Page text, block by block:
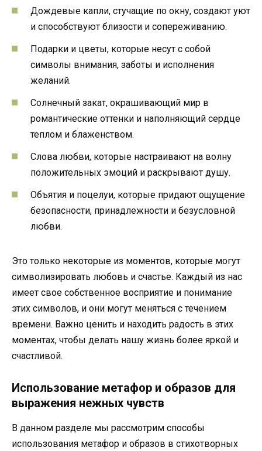
Дождевые капли, стучащие по окну, создают уют
и способствуют близости и сопереживанию.
Подарки и цветы, которые несут с собой
символы внимания, заботы и исполнения
желаний.
Солнечный закат, окрашивающий мир в
романтические оттенки и наполняющий сердце
теплом и блаженством.
Слова любви, которые настраивают на волну
положительных эмоций и раскрывают душу.
Объятия и поцелуи, которые придают ощущение
безопасности, принадлежности и безусловной
любви.
Это только некоторые из моментов, которые могут
символизировать любовь и счастье. Каждый из нас
имеет свое собственное восприятие и понимание
этих символов, и они могут меняться с течением
времени. Важно ценить и находить радость в этих
моментах, чтобы делать нашу жизнь более яркой и
счастливой.
Использование метафор и образов для
выражения нежных чувств
В данном разделе мы рассмотрим способы
использования метафор и образов в стихотворных